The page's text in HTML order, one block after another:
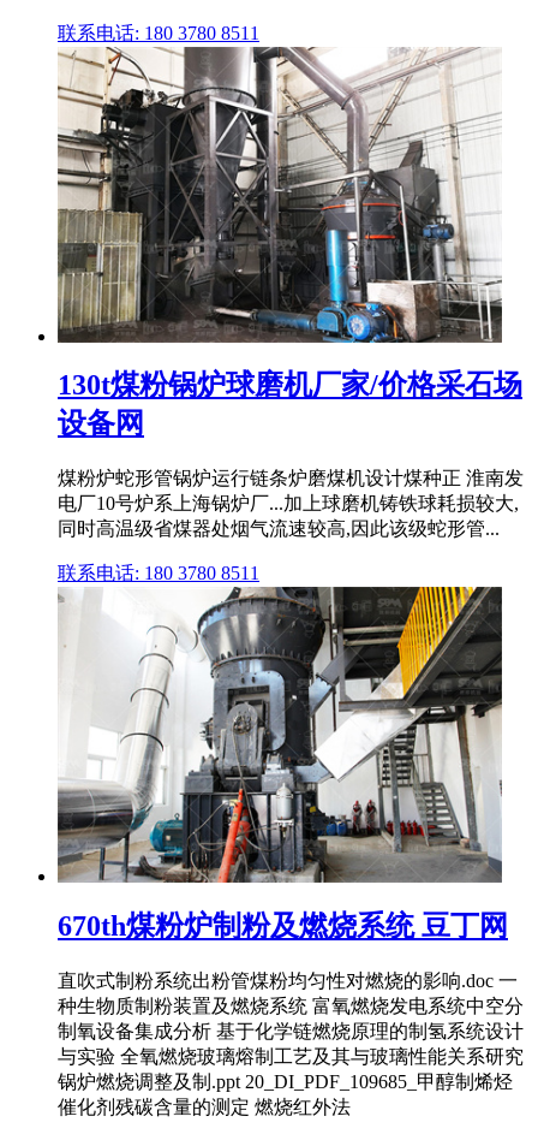
联系电话: 180 3780 8511
130t煤粉锅炉球磨机厂家/价格采石场
设备网
煤粉炉蛇形管锅炉运行链条炉磨煤机设计煤种正 淮南发
电厂10号炉系上海锅炉厂...加上球磨机铸铁球耗损较大,
同时高温级省煤器处烟气流速较高,因此该级蛇形管...
联系电话: 180 3780 8511
670th煤粉炉制粉及燃烧系统 豆丁网
直吹式制粉系统出粉管煤粉均匀性对燃烧的影响.doc 一
种生物质制粉装置及燃烧系统 富氧燃烧发电系统中空分
制氧设备集成分析 基于化学链燃烧原理的制氢系统设计
与实验 全氧燃烧玻璃熔制工艺及其与玻璃性能关系研究
锅炉燃烧调整及制.ppt 20_DI_PDF_109685_甲醇制烯烃
催化剂残碳含量的测定 燃烧红外法